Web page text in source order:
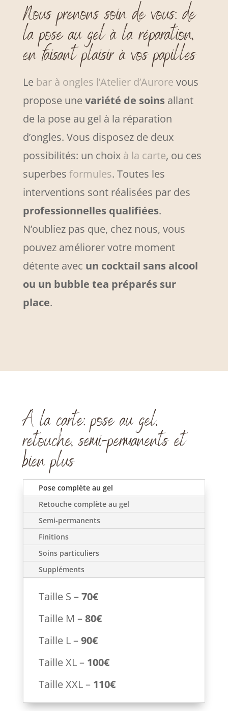
Nous prenons soin de vous: de
la pose au gel à la réparation,
en faisant plaisir à vos papilles
Le bar à ongles l’Atelier d’Aurore vous
propose unevariété de soins allant
de la pose au gel à la réparation
d’ongles. Vous disposez de deux
possibilités: un choix à la carte, ou ces
superbes formules. Toutes les
interventions sont réalisées par des
professionnelles qualifiées.
N’oubliez pas que, chez nous, vous
pouvez améliorer votre moment
détente avec un cocktail sans alcool
ou un bubble tea préparés sur
place.
A la carte: pose au gel,
retouche, semi-permanents et
bien plus
Pose complète au gel
Retouche complète au gel
Semi-permanents
Finitions
Soins particuliers
Suppléments
Taille S –70€
Taille M –80€
Taille L –90€
Taille XL – 100€
Taille XXL – 110€